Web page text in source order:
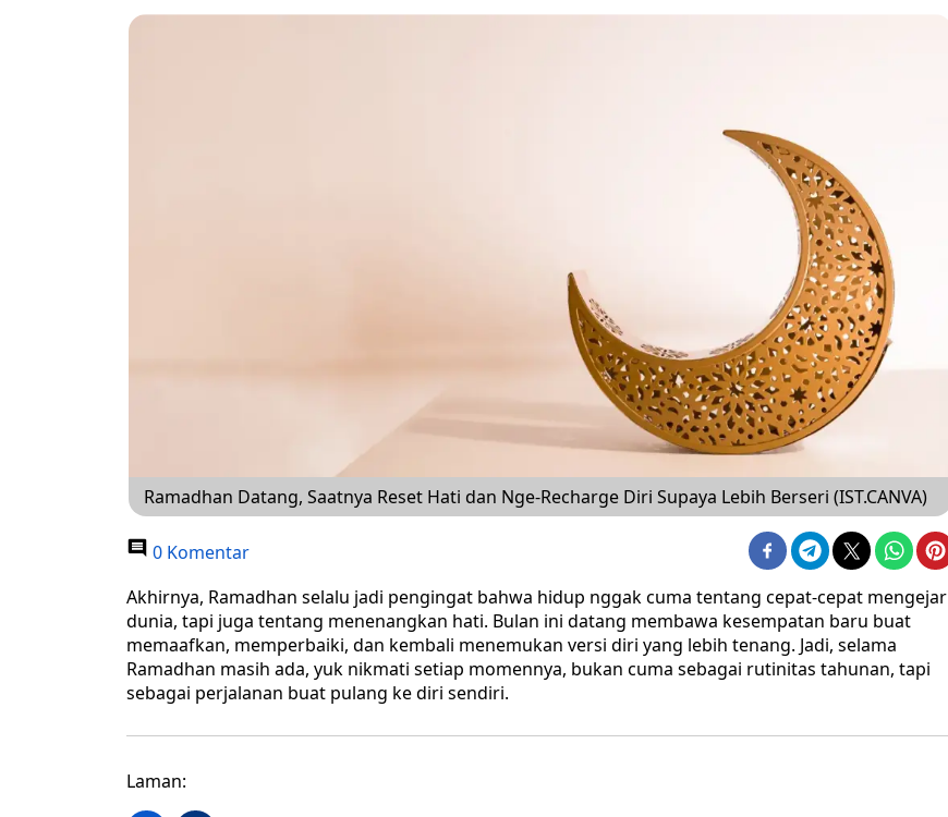
Ramadhan Datang, Saatnya Reset Hati dan Nge-Recharge Diri Supaya Lebih Berseri (IST.CANVA)
0 Komentar
Akhirnya, Ramadhan selalu jadi pengingat bahwa hidup nggak cuma tentang cepat-cepat mengejar
dunia, tapi juga tentang menenangkan hati. Bulan ini datang membawa kesempatan baru buat
memaafkan, memperbaiki, dan kembali menemukan versi diri yang lebih tenang. Jadi, selama
Ramadhan masih ada, yuk nikmati setiap momennya, bukan cuma sebagai rutinitas tahunan, tapi
sebagai perjalanan buat pulang ke diri sendiri.
Laman: